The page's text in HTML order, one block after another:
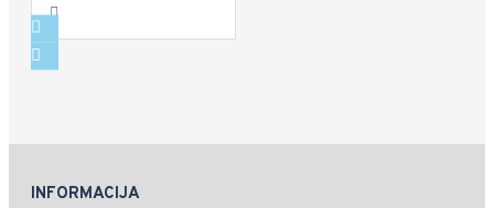
INFORMACIJA